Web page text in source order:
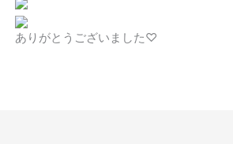
ありがとうございました♡